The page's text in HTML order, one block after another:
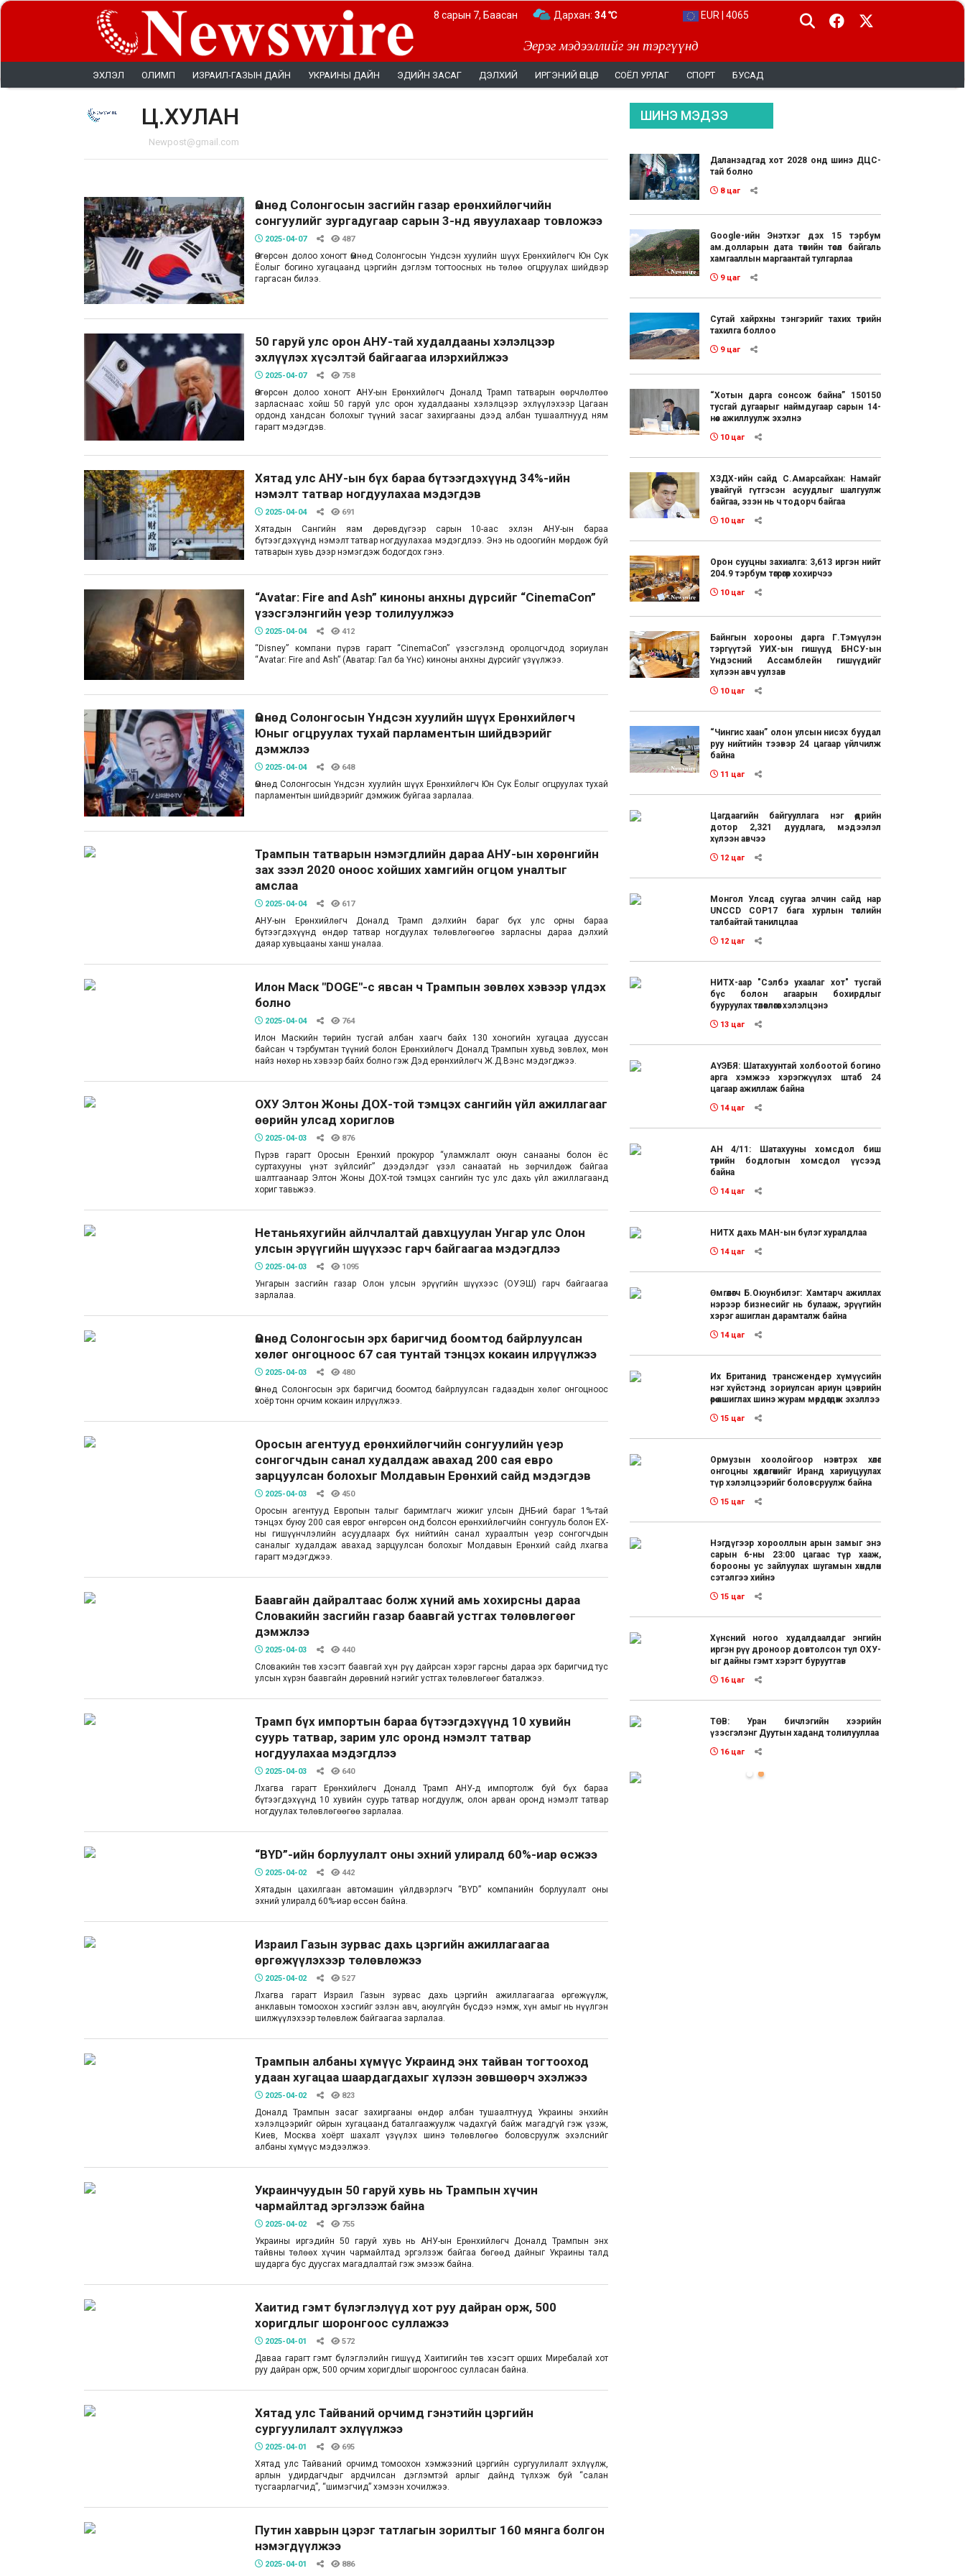
Эерэг мэдээллийг эн тэргүүнд
8 сарын 7, Баасан Дархан: 34 ℃ EUR | 4065
ЭХЛЭЛ ОЛИМП ИЗРАИЛ-ГАЗЫН ДАЙН УКРАИНЫ ДАЙН ЭДИЙН ЗАСАГ ДЭЛХИЙ ИРГЭНИЙ ӨНЦӨГ СОЁЛ УРЛАГ СПОРТ БУСАД
Ц.ХУЛАН
Newpost@gmail.com
Өмнөд Солонгосын засгийн газар ерөнхийлөгчийн
сонгуулийг зургадугаар сарын 3-нд явуулахаар товложээ
2025-04-07 487
Өнгөрсөн долоо хоногт Өмнөд Солонгосын Үндсэн хуулийн шүүх Ерөнхийлөгч Юн Сук
Ёолыг богино хугацаанд цэргийн дэглэм тогтоосных нь төлөө огцруулах шийдвэр
гаргасан билээ.
50 гаруй улс орон АНУ-тай худалдааны хэлэлцээр
эхлүүлэх хүсэлтэй байгаагаа илэрхийлжээ
2025-04-07 758
Өнгөрсөн долоо хоногт АНУ-ын Ерөнхийлөгч Доналд Трамп татварын өөрчлөлтөө
зарласнаас хойш 50 гаруй улс орон худалдааны хэлэлцээр эхлүүлэхээр Цагаан
ордонд хандсан болохыг түүний засаг захиргааны дээд албан тушаалтнууд ням
гарагт мэдэгдэв.
Хятад улс АНУ-ын бүх бараа бүтээгдэхүүнд 34%-ийн
нэмэлт татвар ногдуулахаа мэдэгдэв
2025-04-04 691
Хятадын Сангийн яам дөрөвдүгээр сарын 10-аас эхлэн АНУ-ын бараа
бүтээгдэхүүнд нэмэлт татвар ногдуулахаа мэдэгдлээ. Энэ нь одоогийн мөрдөж буй
татварын хувь дээр нэмэгдэж бодогдох гэнэ.
“Avatar: Fire and Ash” киноны анхны дүрсийг “CinemaCon”
үзэсгэлэнгийн үеэр толилуулжээ
2025-04-04 412
“Disney” компани пүрэв гарагт “CinemaCon” үзэсгэлэнд оролцогчдод зориулан
“Avatar: Fire and Ash” (Аватар: Гал ба Үнс) киноны анхны дүрсийг үзүүлжээ.
Өмнөд Солонгосын Үндсэн хуулийн шүүх Ерөнхийлөгч
Юныг огцруулах тухай парламентын шийдвэрийг
дэмжлээ
2025-04-04 648
Өмнөд Солонгосын Үндсэн хуулийн шүүх Ерөнхийлөгч Юн Сук Ёолыг огцруулах тухай
парламентын шийдвэрийг дэмжиж буйгаа зарлалаа.
Трампын татварын нэмэгдлийн дараа АНУ-ын хөрөнгийн
зах зээл 2020 оноос хойших хамгийн огцом уналтыг
амслаа
2025-04-04 617
АНУ-ын Ерөнхийлөгч Доналд Трамп дэлхийн бараг бүх улс орны бараа
бүтээгдэхүүнд өндөр татвар ногдуулах төлөвлөгөөгөө зарласны дараа дэлхий
даяар хувьцааны ханш уналаа.
Илон Маск "DOGE"-с явсан ч Трампын зөвлөх хэвээр үлдэх
болно
2025-04-04 764
Илон Маскийн төрийн тусгай албан хаагч байх 130 хоногийн хугацаа дууссан
байсан ч тэрбумтан түүний болон Ерөнхийлөгч Доналд Трампын хувьд зөвлөх, мөн
найз нөхөр нь хэвээр байх болно гэж Дэд ерөнхийлөгч Ж.Д.Вэнс мэдэгджээ.
ОХУ Элтон Жоны ДОХ-той тэмцэх сангийн үйл ажиллагааг
өөрийн улсад хориглов
2025-04-03 876
Пүрэв гарагт Оросын Ерөнхий прокурор “уламжлалт оюун санааны болон ёс
суртахууны үнэт зүйлсийг” дээдэлдэг үзэл санаатай нь зөрчилдөж байгаа
шалтгаанаар Элтон Жоны ДОХ-той тэмцэх сангийн тус улс дахь үйл ажиллагаанд
хориг тавьжээ.
Нетаньяхугийн айлчлалтай давхцуулан Унгар улс Олон
улсын эрүүгийн шүүхээс гарч байгаагаа мэдэгдлээ
2025-04-03 1095
Унгарын засгийн газар Олон улсын эрүүгийн шүүхээс (ОУЭШ) гарч байгаагаа
зарлалаа.
Өмнөд Солонгосын эрх баригчид боомтод байрлуулсан
хөлөг онгоцноос 67 сая тунтай тэнцэх кокаин илрүүлжээ
2025-04-03 480
Өмнөд Солонгосын эрх баригчид боомтод байрлуулсан гадаадын хөлөг онгоцноос
хоёр тонн орчим кокаин илрүүлжээ.
Оросын агентууд ерөнхийлөгчийн сонгуулийн үеэр
сонгогчдын санал худалдаж авахад 200 сая евро
зарцуулсан болохыг Молдавын Ерөнхий сайд мэдэгдэв
2025-04-03 450
Оросын агентууд Европын талыг баримтлагч жижиг улсын ДНБ-ий бараг 1%-тай
тэнцэх буюу 200 сая еврог өнгөрсөн онд болсон ерөнхийлөгчийн сонгууль болон ЕХ-
ны гишүүнчлэлийн асуудлаарх бүх нийтийн санал хураалтын үеэр сонгогчдын
саналыг худалдаж авахад зарцуулсан болохыг Молдавын Ерөнхий сайд лхагва
гарагт мэдэгджээ.
Баавгайн дайралтаас болж хүний амь хохирсны дараа
Словакийн засгийн газар баавгай устгах төлөвлөгөөг
дэмжлээ
2025-04-03 440
Словакийн төв хэсэгт баавгай хүн рүү дайрсан хэрэг гарсны дараа эрх баригчид тус
улсын хүрэн баавгайн дөрөвний нэгийг устгах төлөвлөгөөг баталжээ.
Трамп бүх импортын бараа бүтээгдэхүүнд 10 хувийн
суурь татвар, зарим улс оронд нэмэлт татвар
ногдуулахаа мэдэгдлээ
2025-04-03 640
Лхагва гарагт Ерөнхийлөгч Доналд Трамп АНУ-д импортолж буй бүх бараа
бүтээгдэхүүнд 10 хувийн суурь татвар ногдуулж, олон арван оронд нэмэлт татвар
ногдуулах төлөвлөгөөгөө зарлалаа.
“BYD”-ийн борлуулалт оны эхний улиралд 60%-иар өсжээ
2025-04-02 442
Хятадын цахилгаан автомашин үйлдвэрлэгч “BYD” компанийн борлуулалт оны
эхний улиралд 60%-иар өссөн байна.
Израил Газын зурвас дахь цэргийн ажиллагаагаа
өргөжүүлэхээр төлөвлөжээ
2025-04-02 527
Лхагва гарагт Израил Газын зурвас дахь цэргийн ажиллагаагаа өргөжүүлж,
анклавын томоохон хэсгийг эзлэн авч, аюулгүйн бүсдээ нэмж, хүн амыг нь нүүлгэн
шилжүүлэхээр төлөвлөж байгаагаа зарлалаа.
Трампын албаны хүмүүс Украинд энх тайван тогтооход
удаан хугацаа шаардагдахыг хүлээн зөвшөөрч эхэлжээ
2025-04-02 823
Доналд Трампын засаг захиргааны өндөр албан тушаалтнууд Украины энхийн
хэлэлцээрийг ойрын хугацаанд баталгаажуулж чадахгүй байж магадгүй гэж үзэж,
Киев, Москва хоёрт шахалт үзүүлэх шинэ төлөвлөгөө боловсруулж эхэлснийг
албаны хүмүүс мэдээлжээ.
Украинчуудын 50 гаруй хувь нь Трампын хүчин
чармайлтад эргэлзэж байна
2025-04-02 755
Украины иргэдийн 50 гаруй хувь нь АНУ-ын Ерөнхийлөгч Доналд Трампын энх
тайвны төлөөх хүчин чармайлтад эргэлзэж байгаа бөгөөд дайныг Украины талд
шударга бус дуусгах магадлалтай гэж эмээж байна.
Хаитид гэмт бүлэглэлүүд хот руу дайран орж, 500
хоригдлыг шоронгоос суллажээ
2025-04-01 572
Даваа гарагт гэмт бүлэглэлийн гишүүд Хаитигийн төв хэсэгт орших Миребалай хот
руу дайран орж, 500 орчим хоригдлыг шоронгоос сулласан байна.
Хятад улс Тайваний орчимд гэнэтийн цэргийн
сургуулилалт эхлүүлжээ
2025-04-01 695
Хятад улс Тайваний орчимд томоохон хэмжээний цэргийн сургуулилалт эхлүүлж,
арлын удирдагчдыг ардчилсан дэглэмтэй арлыг дайнд түлхэж буй “салан
тусгаарлагчид”, “шимэгчид” хэмээн хочилжээ.
Путин хаврын цэрэг татлагын зорилтыг 160 мянга болгон
нэмэгдүүлжээ
2025-04-01 886
ШИНЭ МЭДЭЭ
Даланзадгад хот 2028 онд шинэ ДЦС-
тай болно
8 цаг
Google-ийн Энэтхэг дэх 15 тэрбум
ам.долларын дата төвийн төсөл байгаль
хамгааллын маргаантай тулгарлаа
9 цаг
Сутай хайрхны тэнгэрийг тахих төрийн
тахилга боллоо
9 цаг
“Хотын дарга сонсож байна” 150150
тусгай дугаарыг наймдугаар сарын 14-
нөөс ажиллуулж эхэлнэ
10 цаг
ХЗДХ-ийн сайд С.Амарсайхан: Намайг
увайгүй гүтгэсэн асуудлыг шалгуулж
байгаа, эзэн нь ч тодорч байгаа
10 цаг
Орон сууцны захиалга: 3,613 иргэн нийт
204.9 тэрбум төгрөгөөр хохирчээ
10 цаг
Байнгын хорооны дарга Г.Тэмүүлэн
тэргүүтэй УИХ-ын гишүүд БНСУ-ын
Үндэсний Ассамблейн гишүүдийг
хүлээн авч уулзав
10 цаг
“Чингис хаан” олон улсын нисэх буудал
руу нийтийн тээвэр 24 цагаар үйлчилж
байна
11 цаг
Цагдаагийн байгууллага нэг өдрийн
дотор 2,321 дуудлага, мэдээлэл
хүлээн авчээ
12 цаг
Монгол Улсад суугаа элчин сайд нар
UNCCD COP17 бага хурлын төслийн
талбайтай танилцлаа
12 цаг
НИТХ-аар "Сэлбэ ухаалаг хот" тусгай
бүс болон агаарын бохирдлыг
бууруулах төлөвлөгөөг хэлэлцэнэ
13 цаг
АҮЭБЯ: Шатахуунтай холбоотой богино
арга хэмжээ хэрэгжүүлэх штаб 24
цагаар ажиллаж байна
14 цаг
АН 4/11: Шатахууны хомсдол биш
төрийн бодлогын хомсдол үүсээд
байна
14 цаг
НИТХ дахь МАН-ын бүлэг хуралдлаа
14 цаг
Өмгөөлөгч Б.Оюунбилэг: Хамтарч ажиллах
нэрээр бизнесийг нь булааж, эрүүгийн
хэрэг ашиглан дарамталж байна
14 цаг
Их Британид трансжендер хүмүүсийн
нэг хүйстэнд зориулсан ариун цэврийн
өрөө ашиглах шинэ журам мөрдөгдөж эхэллээ
15 цаг
Ормузын хоолойгоор нэвтрэх хөлөг
онгоцны хөдөлгөөнийг Иранд хариуцуулах
түр хэлэлцээрийг боловсруулж байна
15 цаг
Нэгдүгээр хорооллын арын замыг энэ
сарын 6-ны 23:00 цагаас түр хааж,
борооны ус зайлуулах шугамын хөндлөн
сэтэлгээ хийнэ
15 цаг
Хүнсний ногоо худалдаалдаг энгийн
иргэн рүү дроноор довтолсон тул ОХУ-
ыг дайны гэмт хэрэгт буруутгав
16 цаг
ТӨВ: Уран бичлэгийн хээрийн
үзэсгэлэнг Дуутын хаданд толилууллаа
16 цаг